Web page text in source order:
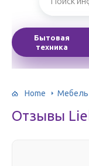
Бытовая
техника
Home Мебель
Отзывы